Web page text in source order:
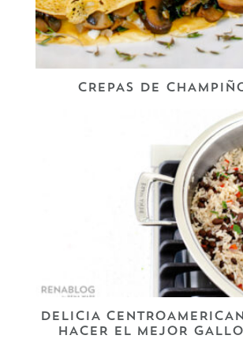
CREPAS DE
DELICIA
HACER EL MEJOR